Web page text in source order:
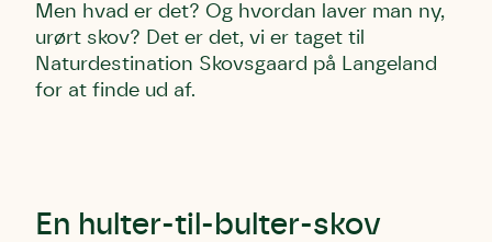
Men hvad er det? Og hvordan laver man ny,
urørt skov? Det er det, vi er taget til
Naturdestination Skovsgaard på Langeland
for at finde ud af.
En hulter-til-bulter-skov